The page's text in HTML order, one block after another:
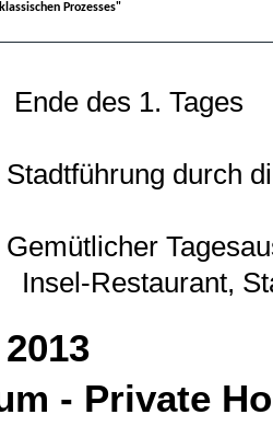
Prozesses"
des 1. Tages
Stadtführung durch
- Private